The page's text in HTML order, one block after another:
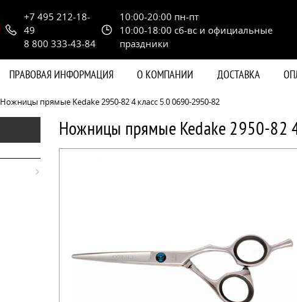
+7 495 212-18-
49
8 800 333-43-84
10:00-20:00 пн-пт
10:00-18:00 сб-вс и официальные
праздники
ПРАВОВАЯ ИНФОРМАЦИЯ О КОМПАНИИ ДОСТАВКА
Ножницы прямые Kedake 2950-82 4 класс 5.0 0690-2950-82
Ножницы прямые Kedake 2950-82